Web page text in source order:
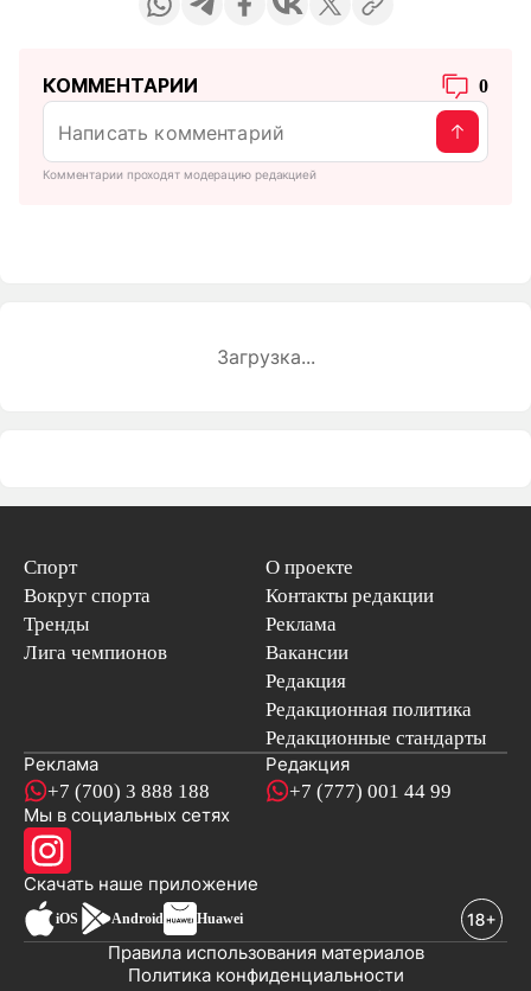
КОММЕНТАРИИ 0
Комментарии проходят модерацию редакцией
Загрузка...
Спорт
Вокруг спорта
Тренды
Лига чемпионов
О проекте
Контакты редакции
Реклама
Вакансии
Редакция
Редакционная политика
Редакционные стандарты
Реклама
+7 (700) 3 888 188
Редакция
+7 (777) 001 44 99
Мы в социальных сетях
Скачать наше приложениеновостей
iOS Android Huawei
Политика конфиденциальности
Правила использования материалов